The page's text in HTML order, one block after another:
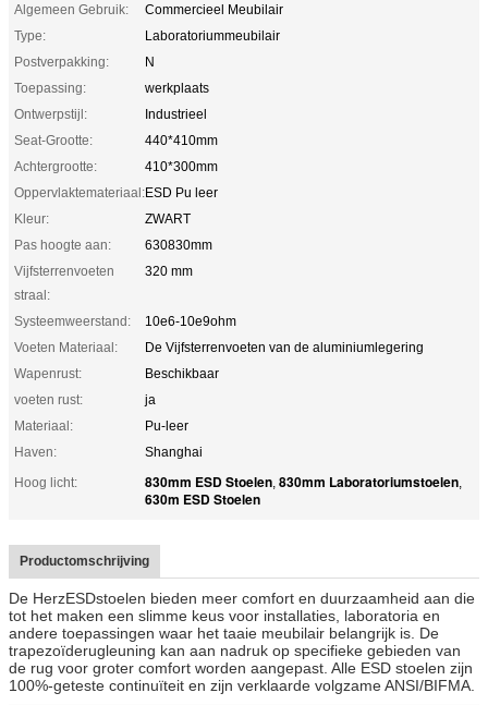
Algemeen Gebruik:
Commercieel Meubilair
Type:
Laboratoriummeubilair
Postverpakking:
N
Toepassing:
werkplaats
Ontwerpstijl:
Industrieel
Seat-Grootte:
440*410mm
Achtergrootte:
410*300mm
Oppervlaktemateriaal:ESD Pu leer
Kleur:
ZWART
Pas hoogte aan:
630830mm
Vijfsterrenvoeten
straal:
320 mm
Systeemweerstand:
10e6-10e9ohm
Voeten Materiaal:
De Vijfsterrenvoeten van de aluminiumlegering
Wapenrust:
Beschikbaar
voeten rust:
ja
Materiaal:
Pu-leer
Haven:
Shanghai
Hoog licht:
830mm ESD Stoelen, 830mm Laboratoriumstoelen,
630m ESD Stoelen
Productomschrijving
De HerzESDstoelen bieden meer comfort en duurzaamheid aan die
tot het maken een slimme keus voor installaties, laboratoria en
andere toepassingen waar het taaie meubilair belangrijk is. De
trapezoïderugleuning kan aan nadruk op specifieke gebieden van
de rug voor groter comfort worden aangepast. Alle ESD stoelen zijn
100%-geteste continuïteit en zijn verklaarde volgzame ANSI/BIFMA.